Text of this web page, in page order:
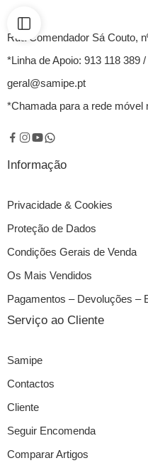
Rua Comendador Sá Couto,
*Linha de Apoio: 913 118 389
geral@samipe.pt
*Chamada para a rede móvel
Informação
Privacidade & Cookies
Proteção de Dados
Condições Gerais de Venda
Os Mais Vendidos
Pagamentos – Devoluções –
Serviço ao Cliente
Samipe
Contactos
Cliente
Seguir Encomenda
Comparar Artigos